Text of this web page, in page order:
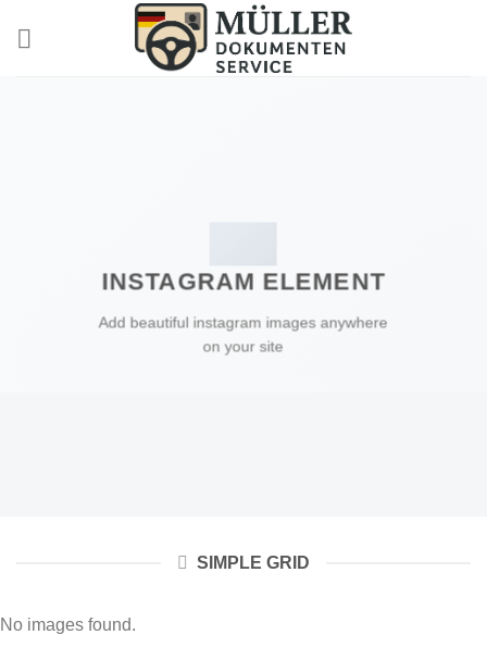
INSTAGRAM ELEMENT
Add beautiful instagram images anywhere
on your site
SIMPLE GRID
No images found.